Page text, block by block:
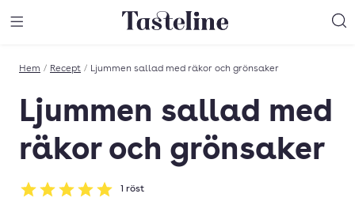
Till Tastelines startsida
Hem / Recept / Ljummen sallad med räkor och grönsaker
Ljummen sallad med
räkor och grönsaker
Betyg: 5 av 5
1 röst